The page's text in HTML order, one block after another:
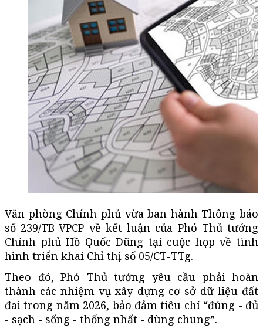
Văn phòng Chính phủ vừa ban hành Thông báo
số 239/TB-VPCP về kết luận của Phó Thủ tướng
Chính phủ Hồ Quốc Dũng tại cuộc họp về tình
hình triển khai Chỉ thị số 05/CT-TTg.
Theo đó, Phó Thủ tướng yêu cầu phải hoàn
thành các nhiệm vụ xây dựng cơ sở dữ liệu đất
đai trong năm 2026, bảo đảm tiêu chí “đúng - đủ
- sạch - sống - thống nhất - dùng chung”.